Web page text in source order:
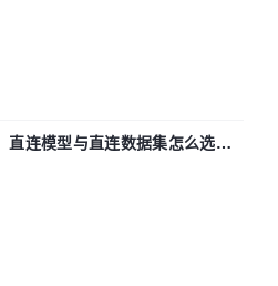
连模型与直连数据集怎么选，
技术团队